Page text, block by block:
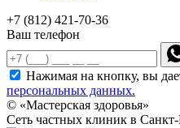
+7 (812) 421-70-36
Ваш телефон
Нажимая на кнопку, вы
персональных данных.
© «Мастерская здоровья»
Сеть частных клиник в